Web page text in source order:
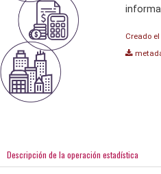
Creado el
Descripción de la operación estadística